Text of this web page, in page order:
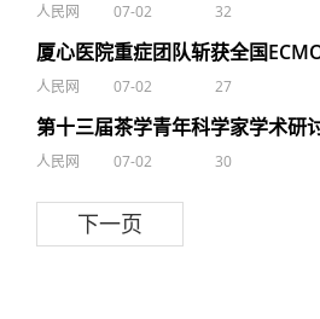
人民网 07-02 32
厦心医院重症团队斩获全国
人民网 07-02 27
第十三届茶学青年科学家学术研
人民网 07-02 30
下一页